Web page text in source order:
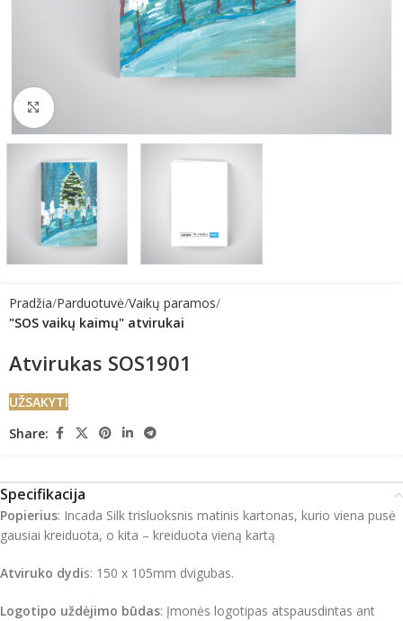
Click to enlarge
Pradžia Parduotuvė Vaikų paramos
"SOS vaikų kaimų" atvirukai
Atvirukas SOS1901
UŽSAKYTI
Share:
Specifikacija
Popierius: Incada Silk trisluoksnis matinis kartonas, kurio viena pusė
gausiai kreiduota, o kita – kreiduota vieną kartą
Atviruko dydis: 150 x 105mm dvigubas.
Logotipo uždėjimo būdas: Įmonės logotipas atspausdintas ant